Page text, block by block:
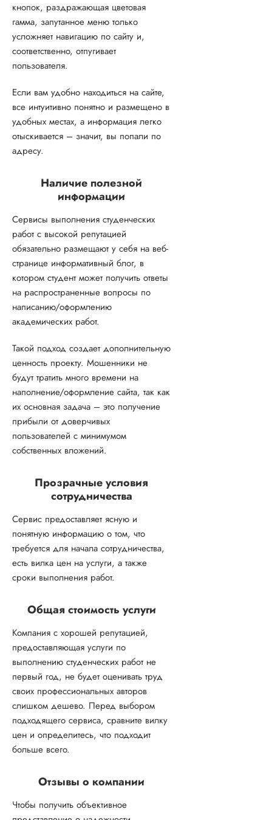
кнопок, раздражающая цветовая
гамма, запутанное меню только
усложняет навигацию по сайту и,
соответственно, отпугивает
пользователя.
Если вам удобно находиться на сайте,
все интуитивно понятно и размещено в
удобных местах, а информация легко
отыскивается – значит, вы попали по
адресу.
Наличие полезной
информации
Сервисы выполнения студенческих
работ с высокой репутацией
обязательно размещают у себя на веб-
странице информативный блог, в
котором студент может получить ответы
на распространенные вопросы по
написанию/оформлению
академических работ.
Такой подход создает дополнительную
ценность проекту. Мошенники не
будут тратить много времени на
наполнение/оформление сайта, так как
их основная задача – это получение
прибыли от доверчивых
пользователей с минимумом
собственных вложений.
Прозрачные условия
сотрудничества
Сервис предоставляет ясную и
понятную информацию о том, что
требуется для начала сотрудничества,
есть вилка цен на услуги, а также
сроки выполнения работ.
Общая стоимость услуги
Компания с хорошей репутацией,
предоставляющая услуги по
выполнению студенческих работ не
первый год, не будет оценивать труд
своих профессиональных авторов
слишком дешево. Перед выбором
подходящего сервиса, сравните вилку
цен и определитесь, что подходит
больше всего.
Отзывы о компании
Чтобы получить объективное